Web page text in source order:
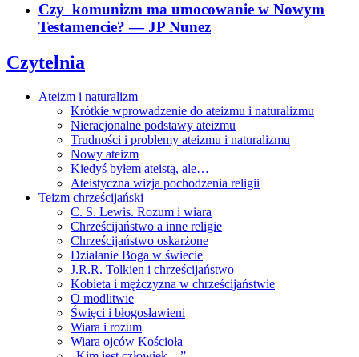
Czy komunizm ma umocowanie w Nowym
Testamencie?— JP Nunez
Czytelnia
Ateizm i naturalizm
Krótkie wprowadzenie do ateizmu i naturalizmu
Nieracjonalne podstawy ateizmu
Trudności i problemy ateizmu i naturalizmu
Nowy ateizm
Kiedyś byłem ateistą, ale…
Ateistyczna wizja pochodzenia religii
Teizm chrześcijański
C. S. Lewis. Rozum i wiara
Chrześcijaństwo a inne religie
Chrześcijaństwo oskarżone
Działanie Boga w świecie
J.R.R. Tolkien i chrześcijaństwo
Kobieta i mężczyzna w chrześcijaństwie
O modlitwie
Święci i błogosławieni
Wiara i rozum
Wiara ojców Kościoła